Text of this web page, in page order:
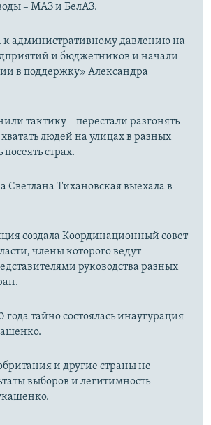
– МАЗ и БелАЗ.
к административному давлению на
и бюджетников и начали
в поддержку» Александра
тактику – перестали разгонять
людей на улицах в разных
посеять страх.
Светлана Тихановская выехала в
создала Координационный совет
члены которого ведут
руководства разных
года тайно состоялась инаугурация
и другие страны не
выборов и легитимность